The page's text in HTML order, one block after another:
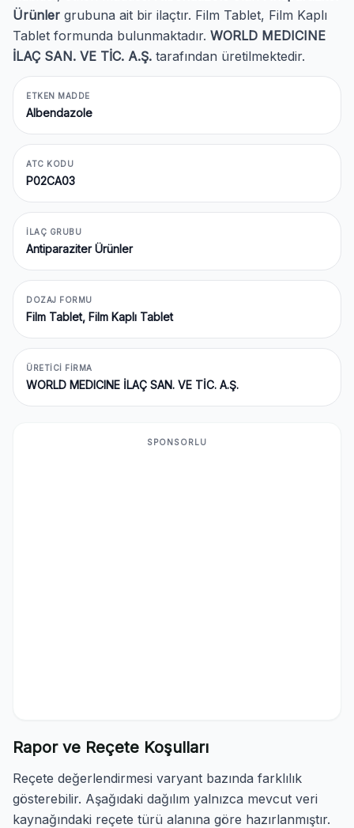
Ürünler grubuna ait bir ilaçtır. Film Tablet, Film Kaplı
Tablet formunda bulunmaktadır. WORLD MEDICINE
İLAÇ SAN. VE TİC. A.Ş. tarafından üretilmektedir.
ETKEN MADDE
Albendazole
ATC KODU
P02CA03
İLAÇ GRUBU
Antiparaziter Ürünler
DOZAJ FORMU
Film Tablet, Film Kaplı Tablet
ÜRETICI FIRMA
WORLD MEDICINE İLAÇ SAN. VE TİC. A.Ş.
SPONSORLU
Rapor ve Reçete Koşulları
Reçete değerlendirmesi varyant bazında farklılık
gösterebilir. Aşağıdaki dağılım yalnızca mevcut veri
kaynağındaki reçete türü alanına göre hazırlanmıştır.